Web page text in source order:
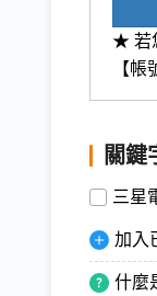
★ 若
【帳
關鍵
三星
加入
什麼